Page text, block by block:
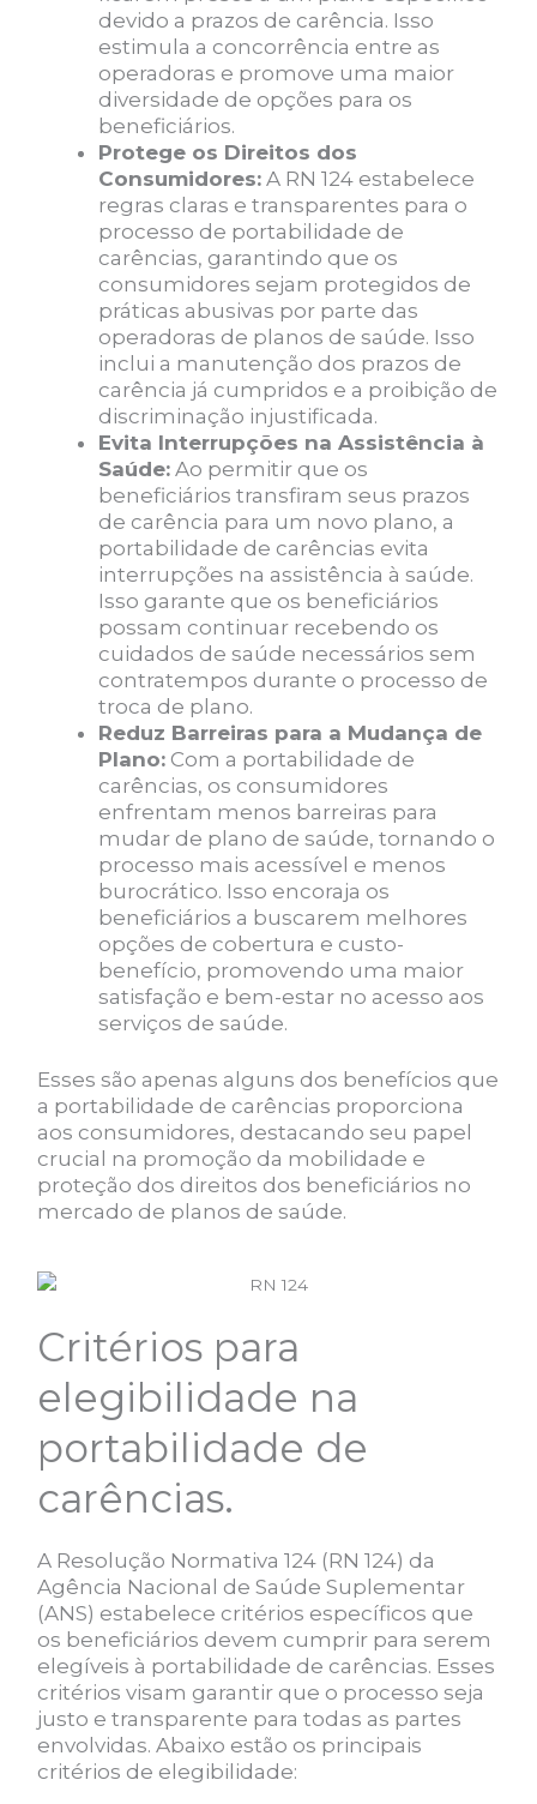
devido a prazos de carência. Isso
estimula a concorrência entre as
operadoras e promove uma maior
diversidade de opções para os
beneficiários.
Protege os Direitos dos
Consumidores: A RN 124 estabelece
regras claras e transparentes para o
processo de portabilidade de
carências, garantindo que os
consumidores sejam protegidos de
práticas abusivas por parte das
operadoras de planos de saúde. Isso
inclui a manutenção dos prazos de
carência já cumpridos e a proibição de
discriminação injustificada.
Evita Interrupções na Assistência à
Saúde: Ao permitir que os
beneficiários transfiram seus prazos
de carência para um novo plano, a
portabilidade de carências evita
interrupções na assistência à saúde.
Isso garante que os beneficiários
possam continuar recebendo os
cuidados de saúde necessários sem
contratempos durante o processo de
troca de plano.
Reduz Barreiras para a Mudança de
Plano: Com a portabilidade de
carências, os consumidores
enfrentam menos barreiras para
mudar de plano de saúde, tornando o
processo mais acessível e menos
burocrático. Isso encoraja os
beneficiários a buscarem melhores
opções de cobertura e custo-
benefício, promovendo uma maior
satisfação e bem-estar no acesso aos
serviços de saúde.
Esses são apenas alguns dos benefícios que
a portabilidade de carências proporciona
aos consumidores, destacando seu papel
crucial na promoção da mobilidade e
proteção dos direitos dos beneficiários no
mercado de planos de saúde.
Critérios para
elegibilidade na
portabilidade de
carências.
A Resolução Normativa 124 (RN 124) da
Agência Nacional de Saúde Suplementar
(ANS) estabelece critérios específicos que
os beneficiários devem cumprir para serem
elegíveis à portabilidade de carências. Esses
critérios visam garantir que o processo seja
justo e transparente para todas as partes
envolvidas. Abaixo estão os principais
critérios de elegibilidade: